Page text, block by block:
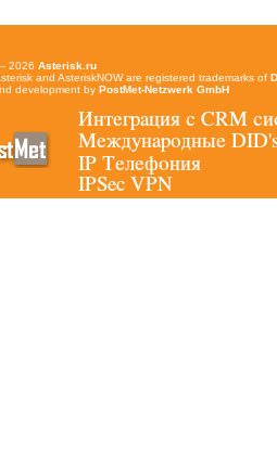
2026 Asterisk.ru
and AsteriskNOW are registered trademarks of
development by PostMet-Netzwerk GmbH